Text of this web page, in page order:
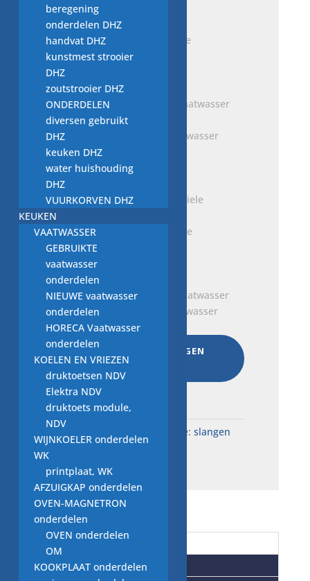
€2,50
slang pomp-spoelruimte
slang M.Nr. 5229350, vaatwasser
Miele
€7,00
slang M.Nr. 5229090, Miele
vaatwasser onderdeel
€4,00
slang Miele 5871110, vaatwasser
€7,00
AAN WINKELWAGEN
TOEVOEGEN
Total:€50,00
Categorie: slangen
VW
Beschrijving
Aanvullende informatie
beregening
onderdelen DHZ
handvat DHZ
kunstmest strooier
DHZ
zoutstrooier DHZ
ONDERDELEN
diversen gebruikt
DHZ
keuken DHZ
water huishouding
DHZ
VUURKORVEN DHZ
KEUKEN
VAATWASSER
GEBRUIKTE
vaatwasser
onderdelen
NIEUWE vaatwasser
onderdelen
HORECA Vaatwasser
onderdelen
KOELEN EN VRIEZEN
druktoetsen NDV
Elektra NDV
druktoets module,
NDV
WIJNKOELER onderdelen
WK
printplaat, WK
AFZUIGKAP onderdelen
OVEN-MAGNETRON
onderdelen
OVEN onderdelen
OM
KOOKPLAAT onderdelen